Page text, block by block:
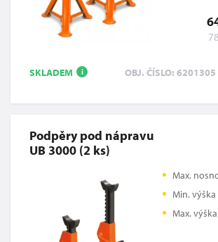
SKLADEM i OBJ. ČÍSLO: 6201305
Podpěry pod nápravu
UB 3000 (2 ks)
Max.
Min.
Max.